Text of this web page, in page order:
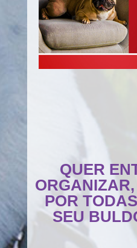
QUER
POR
SEU